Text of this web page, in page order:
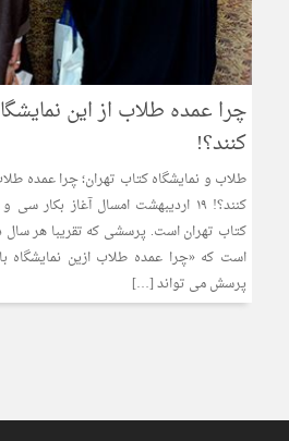
چرا عمده طلاب از این
کنند؟!
طلاب و نمایشگاه کتاب تهران؛ چرا عمده
کنند؟! ۱۹ اردیبهشت امسال آغاز بکار
کتاب تهران است. پرسشی که تقریبا هر
است که «چرا عمده طلاب ازین نمایشگاه
پرسش می تواند […]